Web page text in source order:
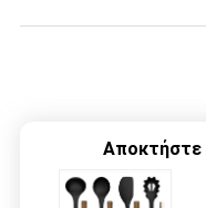
Αποκτήστε